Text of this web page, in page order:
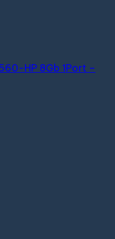
HP 8Gb 1Port –